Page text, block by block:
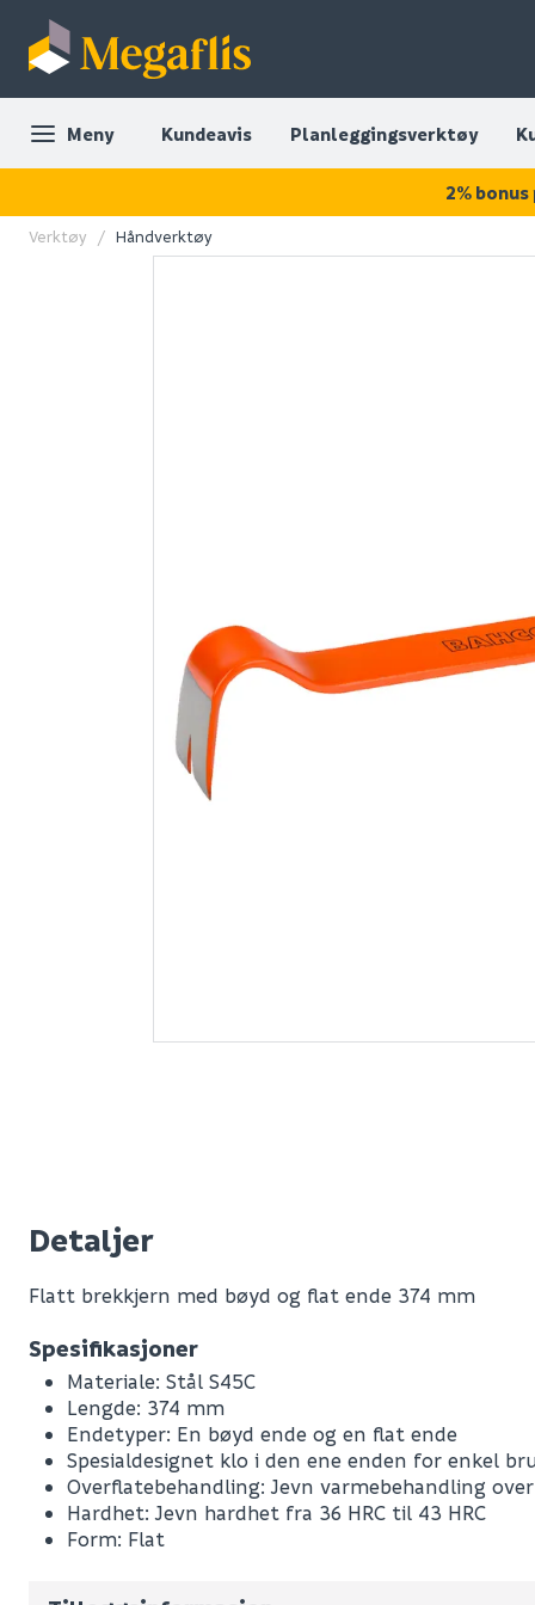
Meny Kundeavis Planleggingsverktøy
våtsuger
1 746
Nettlager
Klikk & Hent
- 12"
Verktøy Håndverktøy
Detaljer
Flatt brekkjern med bøyd og flat ende 374 mm
Spesifikasjoner
Materiale: Stål S45C
Lengde: 374 mm
Endetyper: En bøyd ende og en flat ende
Spesialdesignet klo i den ene enden for enkel
Overflatebehandling: Jevn varmebehandling
Hardhet: Jevn hardhet fra 36 HRC til 43 HRC
Form: Flat
Leverandørens varenummer
Nobb No
2%